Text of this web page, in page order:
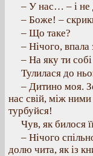
– У нас… – і не
– Боже! –
– Що таке?
– Нічого,
– На яку ти
Тулилася до
– Дитино моя.
нас свій, між
турбуйся!
Чув, як билося
– Нічого
долю чита, як із